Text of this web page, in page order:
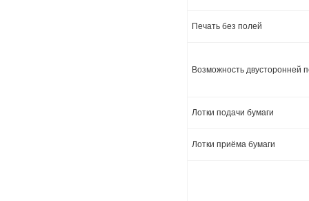
Печать без полей
Возможность двусторонней
Лотки подачи бумаги
Лотки приёма бумаги